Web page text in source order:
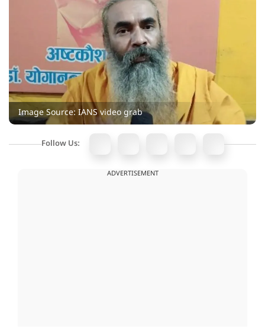
Image Source: IANS video grab
Follow Us:
ADVERTISEMENT